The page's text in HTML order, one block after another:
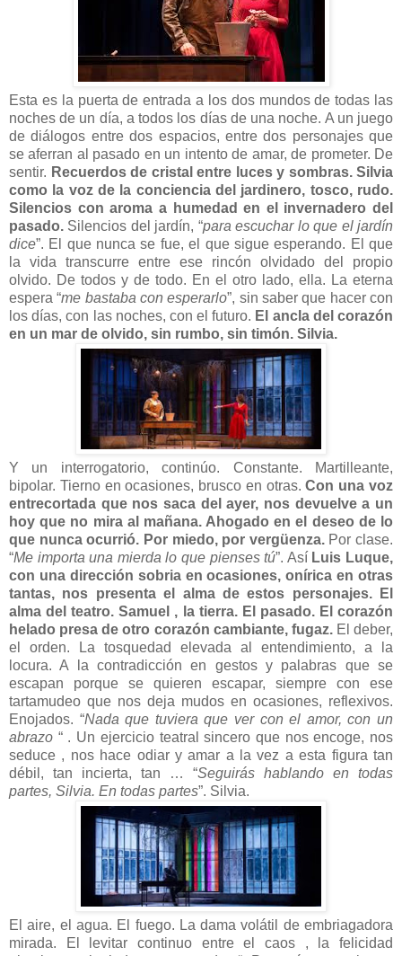
Esta es la puerta de entrada a los dos mundos de todas las
noches de un día, a todos los días de una noche. A un juego
de diálogos entre dos espacios, entre dos personajes que
se aferran al pasado en un intento de amar, de prometer. De
sentir. Recuerdos de cristal entre luces y sombras. Silvia
como la voz de la conciencia del jardinero, tosco, rudo.
Silencios con aroma a humedad en el invernadero del
pasado. Silencios del jardín, “para escuchar lo que el jardín
dice”. El que nunca se fue, el que sigue esperando. El que
la vida transcurre entre ese rincón olvidado del propio
olvido. De todos y de todo. En el otro lado, ella. La eterna
espera “me bastaba con esperarlo”, sin saber que hacer con
los días, con las noches, con el futuro. El ancla del corazón
en un mar de olvido, sin rumbo, sin timón. Silvia.
Y un interrogatorio, continúo. Constante. Martilleante,
bipolar. Tierno en ocasiones, brusco en otras.Con una voz
entrecortada que nos saca del ayer, nos devuelve a un
hoy que no mira al mañana. Ahogado en el deseo de lo
que nunca ocurrió. Por miedo, por vergüenza. Por clase.
“Me importa una mierda lo que pienses tú”. Así Luis Luque,
con una dirección sobria en ocasiones, onírica en otras
tantas, nos presenta el alma de estos personajes. El
alma del teatro. Samuel , la tierra. El pasado. El corazón
helado presa de otro corazón cambiante, fugaz.El deber,
el orden. La tosquedad elevada al entendimiento, a la
locura. A la contradicción en gestos y palabras que se
escapan porque se quieren escapar, siempre con ese
tartamudeo que nos deja mudos en ocasiones, reflexivos.
Enojados. “Nada que tuviera que ver con el amor, con un
abrazo “ . Un ejercicio teatral sincero que nos encoge, nos
seduce , nos hace odiar y amar a la vez a esta figura tan
débil, tan incierta, tan … “Seguirás hablando en todas
partes, Silvia. En todas partes”. Silvia.
El aire, el agua. El fuego. La damavolátil
de embriagadora
mirada. El levitar continuo entre el caos , la felicidad